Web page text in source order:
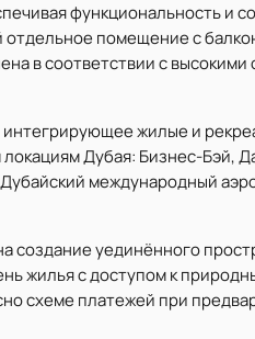
функциональность и
помещение с
в соответствии с высокими
интегрирующее жилые и
Дубая: Бизнес-Бэй,
международный
создание уединённого
жилья с доступом к
схеме платежей при